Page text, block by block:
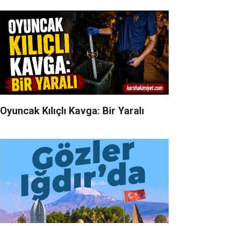
Oyuncak Kılıçlı Kavga: Bir Yaralı